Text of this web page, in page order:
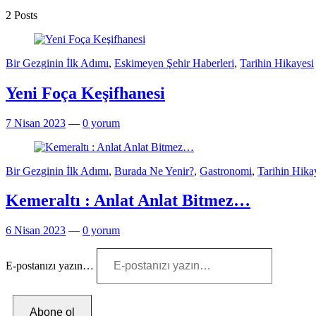
2 Posts
Bir Gezginin İlk Adımı, Eskimeyen Şehir Haberleri, Tarihin Hikayesi
Yeni Foça Keşifhanesi
7 Nisan 2023 — 0 yorum
Bir Gezginin İlk Adımı, Burada Ne Yenir?, Gastronomi, Tarihin
Kemeraltı : Anlat Anlat Bitmez…
6 Nisan 2023 — 0 yorum
E-postanızı yazın…
Abone ol